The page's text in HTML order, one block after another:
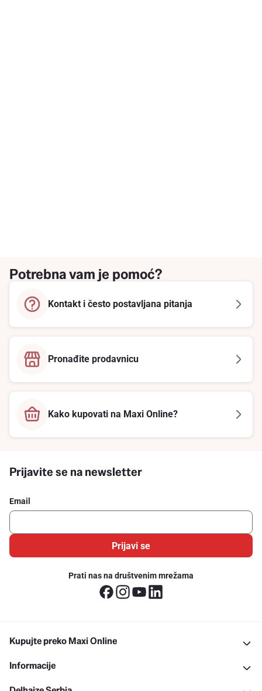
Potrebna vam je pomoć?
Kontakt i često postavljana pitanja
Pronađite prodavnicu
Kako kupovati na Maxi Online?
Prijavite se na newsletter
Email
Prijavi se
Prati nas na društvenim mrežama
Kupujte preko Maxi Online
Informacije